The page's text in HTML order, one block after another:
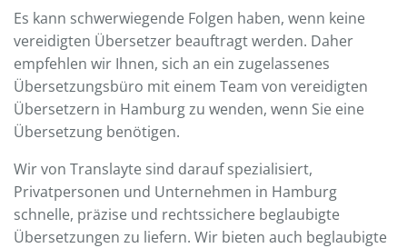
Es kann schwerwiegende Folgen haben, wenn keine
vereidigten Übersetzer beauftragt werden. Daher
empfehlen wir Ihnen, sich an ein zugelassenes
Übersetzungsbüro mit einem Team von vereidigten
Übersetzern in Hamburg zu wenden, wenn Sie eine
Übersetzung benötigen.
Wir von Translayte sind darauf spezialisiert,
Privatpersonen und Unternehmen in Hamburg
schnelle, präzise und rechtssichere beglaubigte
Übersetzungen zu liefern. Wir bieten auch beglaubigte